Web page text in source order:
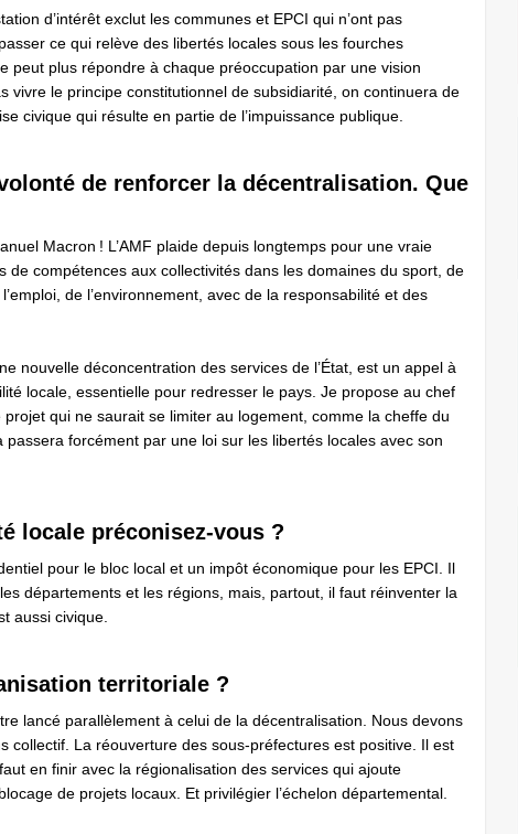
d’intérêt exclut les communes et EPCI qui n’ont pas
ce qui relève des libertés locales sous les fourches
peut plus répondre à chaque préoccupation par une vision
vivre le principe constitutionnel de subsidiarité, on continuera de
civique qui résulte en partie de l’impuissance publique.
de renforcer la décentralisation. Que
Macron ! L’AMF plaide depuis longtemps pour une vraie
de compétences aux collectivités dans les domaines du sport, de
de l’environnement, avec de la responsabilité et des
nouvelle déconcentration des services de l’État, est un appel à
locale, essentielle pour redresser le pays. Je propose au chef
qui ne saurait se limiter au logement, comme la cheffe du
forcément par une loi sur les libertés locales avec son
locale préconisez-vous ?
pour le bloc local et un impôt économique pour les EPCI. Il
départements et les régions, mais, partout, il faut réinventer la
aussi civique.
territoriale ?
lancé parallèlement à celui de la décentralisation. Nous devons
collectif. La réouverture des sous-préfectures est positive. Il est
en finir avec la régionalisation des services qui ajoute
de projets locaux. Et privilégier l’échelon départemental.